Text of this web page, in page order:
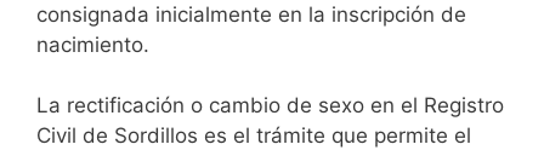
consignada inicialmente en la inscripción de
nacimiento.
La rectificación o cambio de sexo en el Registro
Civil de Sordillos es el trámite que permite el